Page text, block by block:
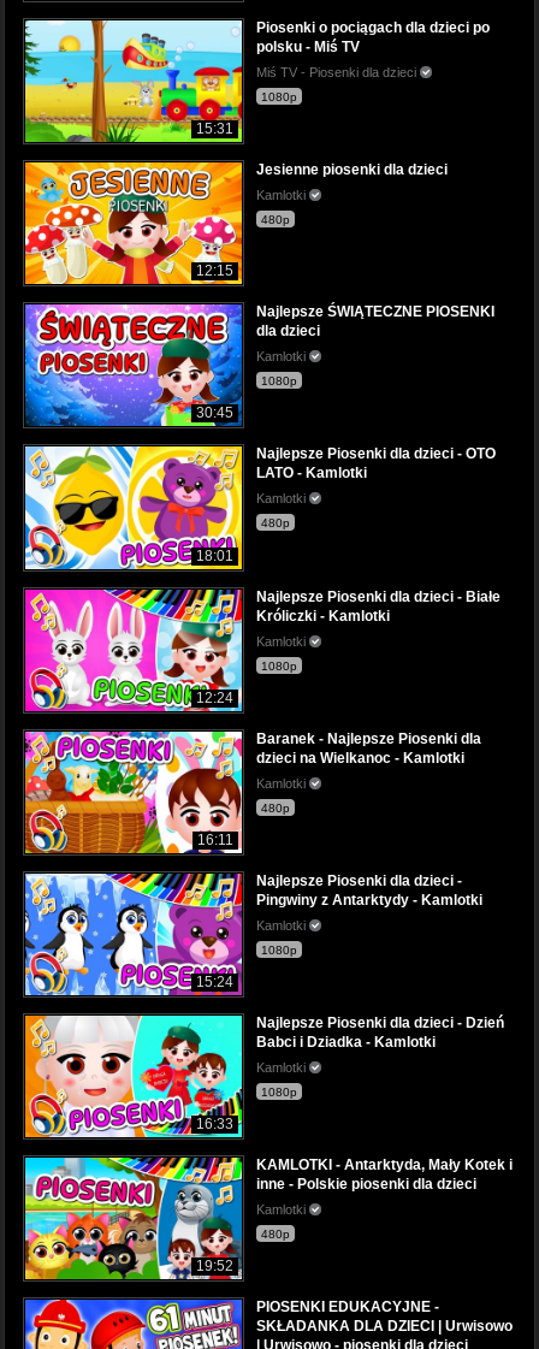
15:31
Piosenki o pociągach dla dzieci po
polsku - Miś TV
Miś TV - Piosenki dla dzieci
1080p
12:15
Jesienne piosenki dla dzieci
Kamlotki
480p
30:45
Najlepsze ŚWIĄTECZNE PIOSENKI
dla dzieci
Kamlotki
1080p
18:01
Najlepsze Piosenki dla dzieci - OTO
LATO - Kamlotki
Kamlotki
480p
12:24
Najlepsze Piosenki dla dzieci - Białe
Króliczki - Kamlotki
Kamlotki
1080p
16:11
Baranek - Najlepsze Piosenki dla
dzieci na Wielkanoc - Kamlotki
Kamlotki
480p
15:24
Najlepsze Piosenki dla dzieci -
Pingwiny z Antarktydy - Kamlotki
Kamlotki
1080p
16:33
Najlepsze Piosenki dla dzieci - Dzień
Babci i Dziadka - Kamlotki
Kamlotki
1080p
19:52
KAMLOTKI - Antarktyda, Mały Kotek i
inne - Polskie piosenki dla dzieci
Kamlotki
480p
PIOSENKI EDUKACYJNE -
SKŁADANKA DLA DZIECI | Urwisowo